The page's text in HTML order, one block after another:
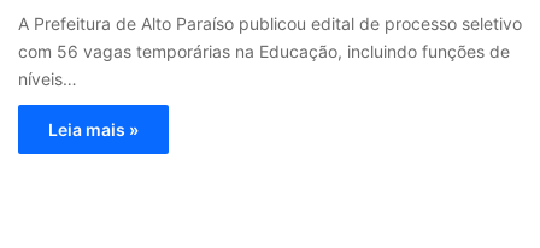
A Prefeitura de Alto Paraíso publicou edital de processo seletivo
com 56 vagas temporárias na Educação, incluindo funções de
níveis…
Leia mais »